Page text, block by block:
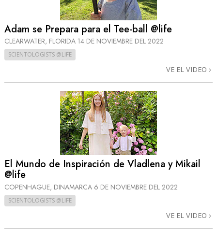
Adam se Prepara para el Tee-ball @life
CLEARWATER, FLORIDA 14 DE NOVIEMBRE DEL 2022
SCIENTOLOGISTS @LIFE
VE EL VIDEO
El Mundo de Inspiración de Vladlena y Mikail
@life
COPENHAGUE, DINAMARCA 6 DE NOVIEMBRE DEL 2022
SCIENTOLOGISTS @LIFE
VE EL VIDEO